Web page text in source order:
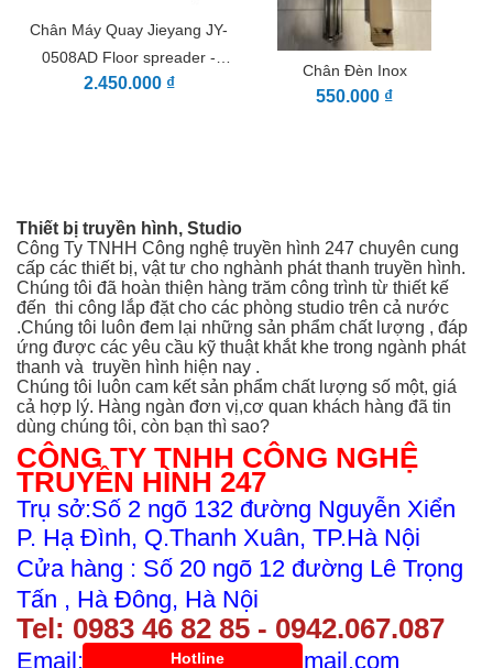
Chân Máy Quay Jieyang JY-
0508AD Floor spreader -
Giằng dưới chắc chắn
2.450.000 ₫
Chân Đèn Inox
550.000 ₫
Thiết bị truyền hình, Studio
Công Ty TNHH Công nghệ truyền hình 247 chuyên cung
cấp các thiết bị, vật tư cho nghành phát thanh truyền hình.
Chúng tôi đã hoàn thiện hàng trăm công trình từ thiết kế
đến thi công lắp đặt cho các phòng studio trên cả nước
.Chúng tôi luôn đem lại những sản phẩm chất lượng , đáp
ứng được các yêu cầu kỹ thuật khắt khe trong ngành phát
thanh và truyền hình hiện nay .
Chúng tôi luôn cam kết sản phẩm chất lượng số một, giá
cả hợp lý. Hàng ngàn đơn vị,cơ quan khách hàng đã tin
dùng chúng tôi, còn bạn thì sao?
CÔNG TY TNHH CÔNG NGHỆ
TRUYỀN HÌNH 247
Trụ sở:Số 2 ngõ 132 đường Nguyễn Xiển
P. Hạ Đình, Q.Thanh Xuân, TP.Hà Nội
Cửa hàng : Số 20 ngõ 12 đường Lê Trọng
Tấn , Hà Đông, Hà Nội
Tel: 0983 46 82 85 - 0942.067.087
Email: kdtruyenhinh247@gmail.com
Hotline